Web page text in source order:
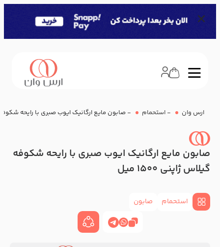
ارس وان - استحمام - صابون مایع ارگانیک ایوب صبری با رایحه شکوفه
صابون مایع ارگانیک ایوب صبری با رایحه شکوفه
گیلاس ژاپنی 1500 میل
استحمام صابون